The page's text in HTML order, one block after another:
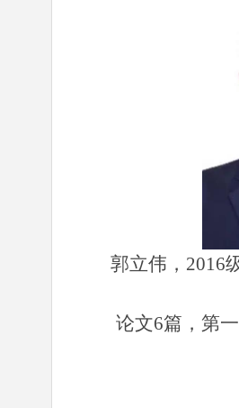
郭立伟， 2016
论文6篇，第